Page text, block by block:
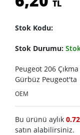
TL
Stok Kodu:
Stok Durumu:
Peugeot 206
Gürbüz Peugeot'ta
OEM
Bu ürünü aylık
satın alabilirsiniz.